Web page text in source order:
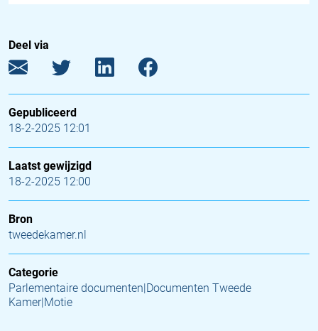
Deel via
Gepubliceerd
18-2-2025 12:01
Laatst gewijzigd
18-2-2025 12:00
Bron
tweedekamer.nl
Categorie
Parlementaire documenten|Documenten Tweede
Kamer|Motie